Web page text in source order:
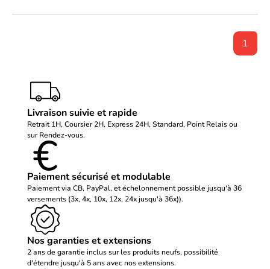
1
Livraison suivie et rapide
Retrait 1H, Coursier 2H, Express 24H, Standard, Point Relais ou
sur Rendez-vous.
Paiement sécurisé et modulable
Paiement via CB, PayPal, et échelonnement possible jusqu'à 36
versements (3x, 4x, 10x, 12x, 24x jusqu'à 36x)).
Nos garanties et extensions
2 ans de garantie inclus sur les produits neufs, possibilité
d'étendre jusqu'à 5 ans avec nos extensions.